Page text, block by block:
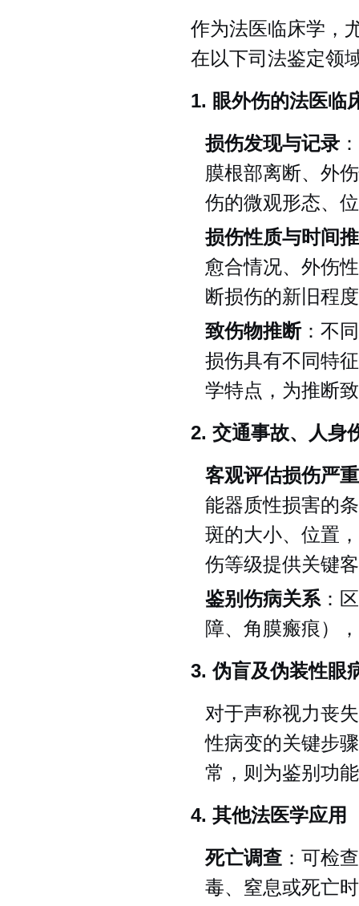
作为法医临床学，
在以下司法鉴定领
1. 眼外伤的法医临
损伤发现与记录
膜根部离断、外
伤的微观形态、
损伤性质与时间
愈合情况、外伤
断损伤的新旧程
致伤物推断：不
损伤具有不同特
学特点，为推断
2. 交通事故、人身
客观评估损伤严
能器质性损害的
斑的大小、位置
伤等级提供关键
鉴别伤病关系 ：
障、角膜瘢痕）
3. 伪盲及伪装性眼
对于声称视力丧
性病变的关键步
常，则为鉴别功
4. 其他法医学应用
死亡调查 ：可检
毒、窒息或死亡